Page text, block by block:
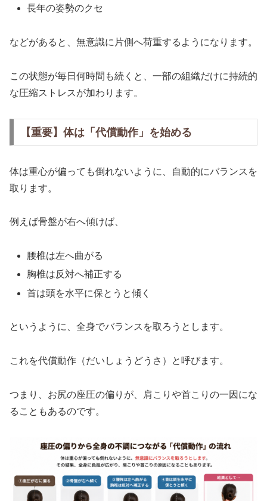
長年の姿勢のクセ
などがあると、無意識に片側へ荷重するようになります。
この状態が毎日何時間も続くと、一部の組織だけに持続的
な圧縮ストレスが加わります。
【重要】体は「代償動作」を始める
体は重心が偏っても倒れないように、自動的にバランスを
取ります。
例えば骨盤が右へ傾けば、
腰椎は左へ曲がる
胸椎は反対へ補正する
首は頭を水平に保とうと傾く
というように、全身でバランスを取ろうとします。
これを代償動作（だいしょうどうさ）と呼びます。
つまり、お尻の座圧の偏りが、肩こりや首こりの一因にな
ることもあるのです。